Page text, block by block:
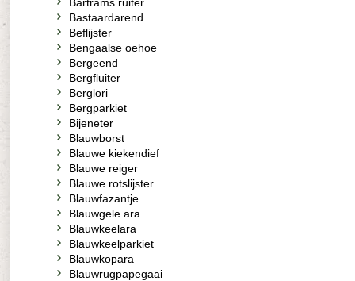
Bastaardarend
Beflijster
Bengaalse oehoe
Bergeend
Bergfluiter
Berglori
Bergparkiet
Bijeneter
Blauwborst
Blauwe kiekendief
Blauwe reiger
Blauwe rotslijster
Blauwfazantje
Blauwgele ara
Blauwkeelara
Blauwkeelparkiet
Blauwkopara
Blauwrugpapegaai